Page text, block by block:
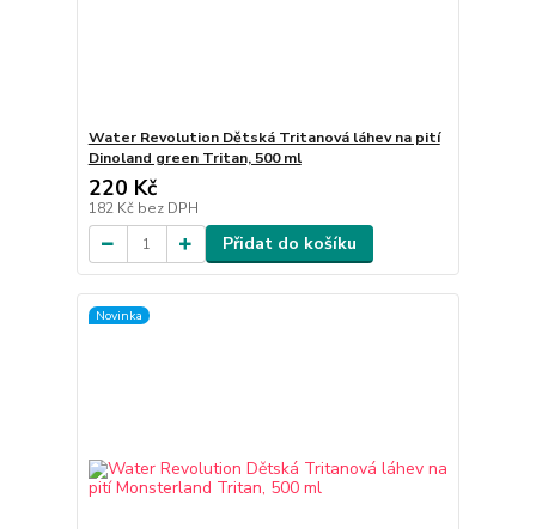
Water Revolution Dětská Tritanová láhev na pití
Dinoland green Tritan, 500 ml
220 Kč
182 Kč bez DPH
Přidat do košíku
Novinka